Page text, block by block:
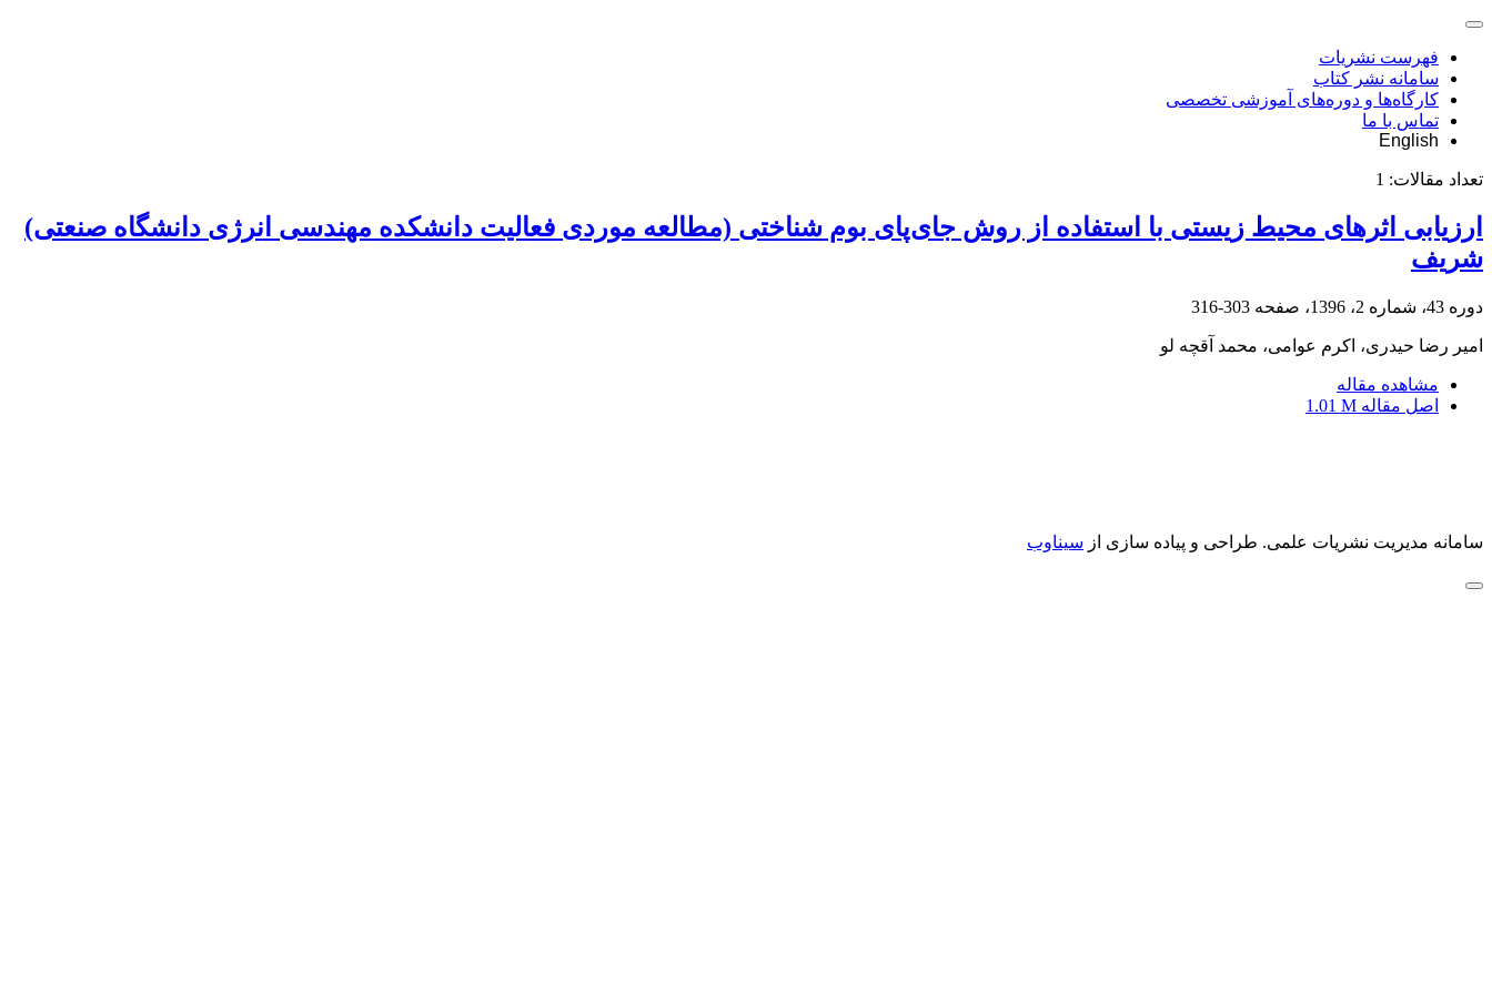
فهرست نشریات
سامانه نشر کتاب
کارگاه‌ها و دوره‌های آموزشی تخصصی
تماس با ما
English
تعداد مقالات: 1
ارزیابی اثرهای محیط زیستی با استفاده از روش جای‌پای بوم شناختی (مطالعه موردی فعالیت دانشکده مهندسی انرژی دانشگاه صنعتی)
شریف
دوره 43، شماره 2، 1396، صفحه 303-316
امیر رضا حیدری، اکرم عوامی، محمد آقچه لو
مشاهده مقاله
اصل مقاله 1.01 M
سامانه مدیریت نشریات علمی. طراحی و پیاده سازی از سیناوب